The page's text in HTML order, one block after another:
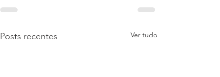
Posts recentes Ver tudo